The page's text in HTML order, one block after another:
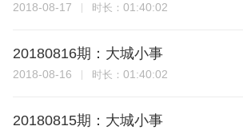
2018-08-17 时长： 01:40:02
20180816期：大城小事
2018-08-16 时长： 01:40:02
20180815期：大城小事